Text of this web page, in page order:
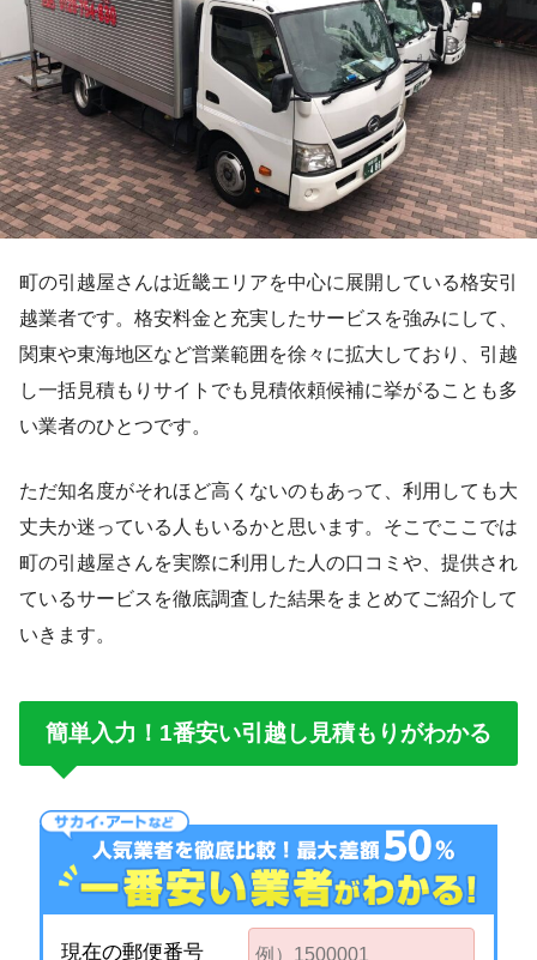
町の引越屋さんは近畿エリアを中心に展開している格安引
越業者です。格安料金と充実したサービスを強みにして、
関東や東海地区など営業範囲を徐々に拡大しており、引越
し一括見積もりサイトでも見積依頼候補に挙がることも多
い業者のひとつです。
ただ知名度がそれほど高くないのもあって、利用しても大
丈夫か迷っている人もいるかと思います。そこでここでは
町の引越屋さんを実際に利用した人の口コミや、提供され
ているサービスを徹底調査した結果をまとめてご紹介して
いきます。
簡単入力！1番安い引越し見積もりがわかる